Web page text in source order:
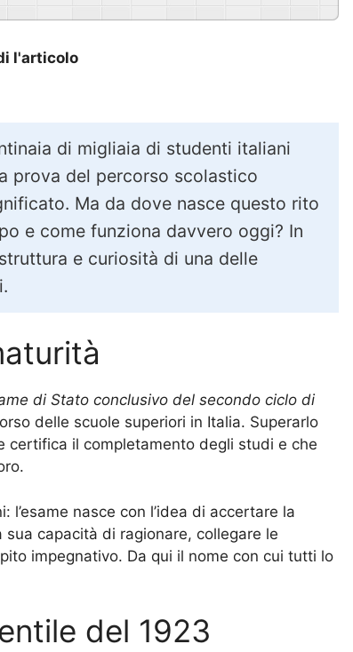
l'articolo
di migliaia di studenti italiani
prova del percorso scolastico
Ma da dove nasce questo rito
e come funziona davvero oggi? In
e curiosità di una delle
di Stato conclusivo del secondo ciclo di
delle scuole superiori in Italia. Superarlo
certifica il completamento degli studi e che
nasce con l’idea di accertare la
capacità di ragionare, collegare le
impegnativo. Da qui il nome con cui tutti lo
del 1923